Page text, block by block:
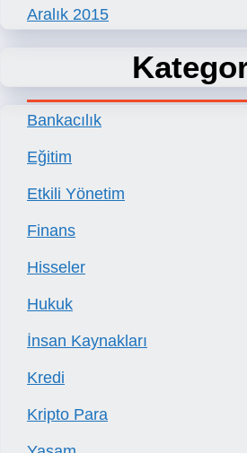
Aralık 2015
Bankacılık
Eğitim
Etkili Yönetim
Finans
Hisseler
Hukuk
İnsan Kaynakları
Kredi
Kripto Para